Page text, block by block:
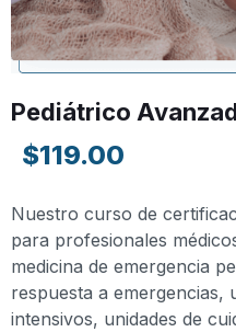
Pediátrico
$119.00
Nuestro curso de
para profesionales
medicina de emergencia
respuesta a emergencias,
intensivos, unidades de